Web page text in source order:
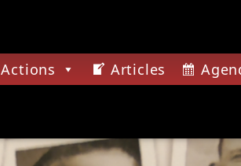
Actions Articles